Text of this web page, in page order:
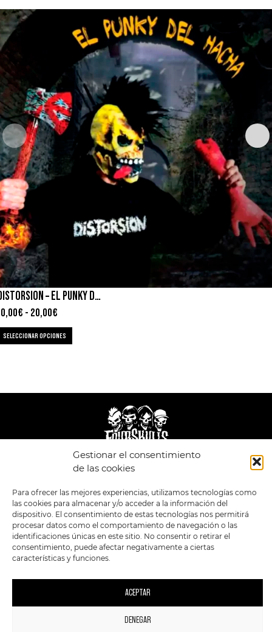
Gestionar el consentimiento
de las cookies
Para ofrecer las mejores experiencias, utilizamos tecnologías como
las cookies para almacenar y/o acceder a la información del
dispositivo. El consentimiento de estas tecnologías nos permitirá
procesar datos como el comportamiento de navegación o las
identificaciones únicas en este sitio. No consentir o retirar el
consentimiento, puede afectar negativamente a ciertas
características y funciones.
ACEPTAR
DENEGAR
DISTORSION – EL PUNKY DEL HACHA
€ - 20,00€
SELECCIONAR OPCIONES
POLÍTICA DE
PRIVACIDAD
TÉRMINOS Y
CONDICIONES
GENERALES DE LA
VENTA
POLÍTICA DE COOKIES
TIENDA
ESTILOS
FORMATOS
PREVENTAS
OFERTAS
MERCHANDISING
FOUR SKULLS